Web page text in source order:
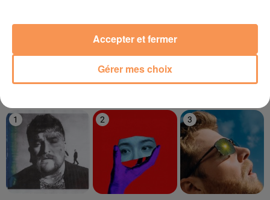
CHARLOTTE CARDIN
The Way We Touch
LE TOP
1 2 3
Gérer mes choix
Accepter et fermer